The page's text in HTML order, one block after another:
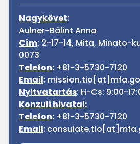
Nagykövet:
Aulner-Bálint Anna
Cím: 2-17-14, Mita, Minato-
0073
Telefon: +81-3-5730-7120
Email:
Nyitvatartás: H-Cs: 9:00-
Konzuli hivatal:
Telefon: +81-3-5730-7120
Email: